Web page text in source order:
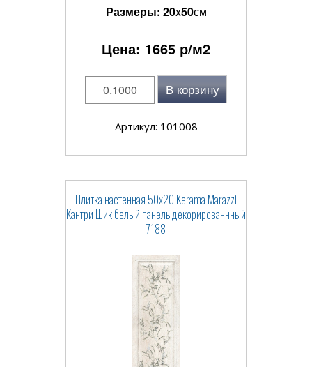
Размеры: 20x50см
Цена: 1665 р/м2
В корзину
Артикул: 101008
Плитка настенная 50x20 Kerama Marazzi
Кантри Шик белый панель декорированнный
7188